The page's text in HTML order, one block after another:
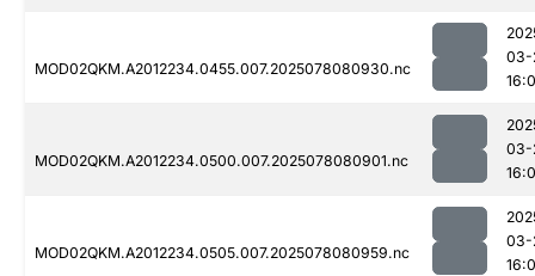
MOD02QKM.A2012234.0455.007.2025078080930.nc
03-
MOD02QKM.A2012234.0500.007.2025078080901.nc
03-
MOD02QKM.A2012234.0505.007.2025078080959.nc
03-